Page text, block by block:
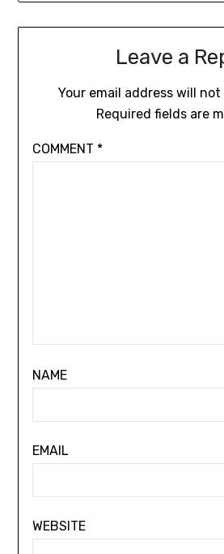
Leave a
Your email address will not
Required fields are
COMMENT *
NAME
EMAIL
WEBSITE